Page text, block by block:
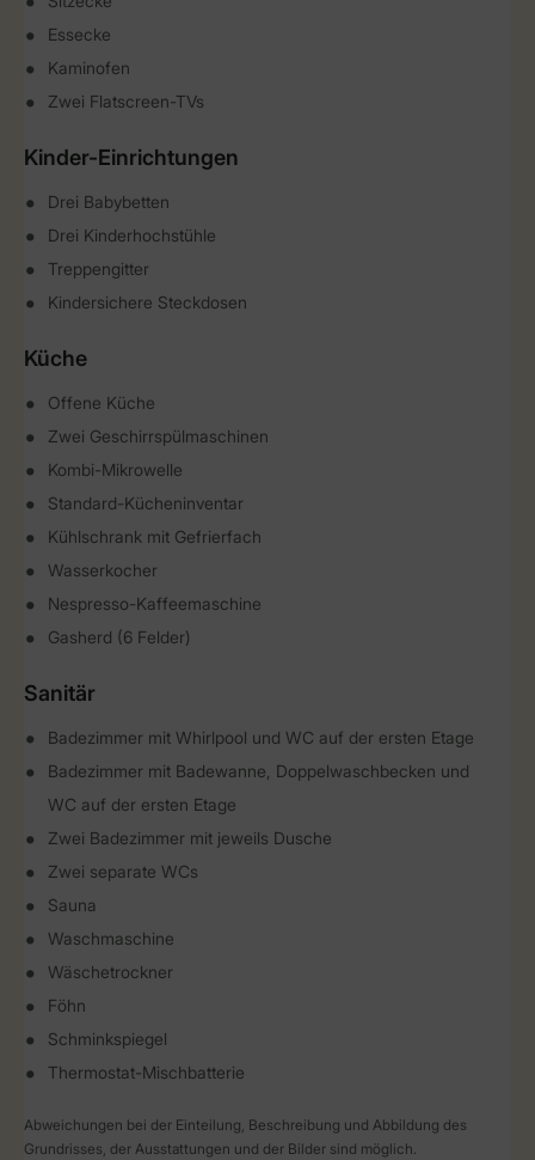
Essecke
Kaminofen
Zwei Flatscreen-TVs
Kinder-Einrichtungen
Drei Babybetten
Drei Kinderhochstühle
Treppengitter
Kindersichere Steckdosen
Küche
Offene Küche
Zwei Geschirrspülmaschinen
Kombi-Mikrowelle
Standard-Kücheninventar
Kühlschrank mit Gefrierfach
Wasserkocher
Nespresso-Kaffeemaschine
Gasherd (6 Felder)
Sanitär
Badezimmer mit Whirlpool und WC auf der ersten Etage
Badezimmer mit Badewanne, Doppelwaschbecken und
WC auf der ersten Etage
Zwei Badezimmer mit jeweils Dusche
Zwei separate WCs
Sauna
Waschmaschine
Wäschetrockner
Föhn
Schminkspiegel
Thermostat-Mischbatterie
Abweichungen bei der Einteilung, Beschreibung und Abbildung des
Grundrisses, der Ausstattungen und der Bilder sind möglich.